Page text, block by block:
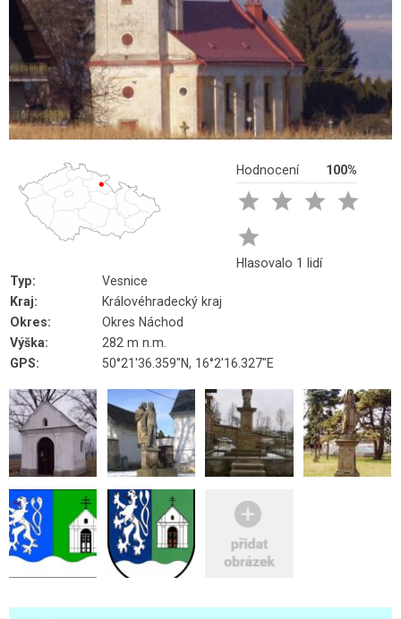
Hodnocení 100%
   

Hlasovalo 1 lidí
Typ:
Vesnice
Kraj:
Královéhradecký kraj
Okres:
Okres Náchod
Výška:
282 m n.m.
GPS:
50°21'36.359"N, 16°2'16.327"E